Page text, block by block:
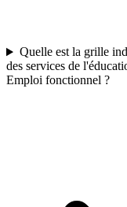
Quelle est la grille
des services de
Emploi fonctionnel ?